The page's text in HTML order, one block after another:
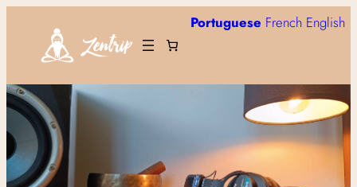
content
Portuguese French English